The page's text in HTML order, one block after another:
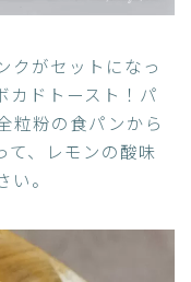
クがセットになっ
カドトースト！パ
粒粉の食パンから
て、レモンの酸味
。